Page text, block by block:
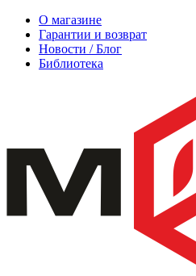
О магазине
Гарантии и возврат
Новости / Блог
Библиотека